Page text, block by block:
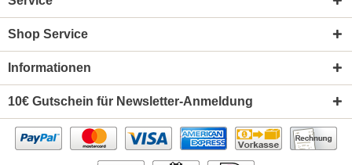
Shop Service
Informationen
10€ Gutschein für Newsletter-Anmeldung